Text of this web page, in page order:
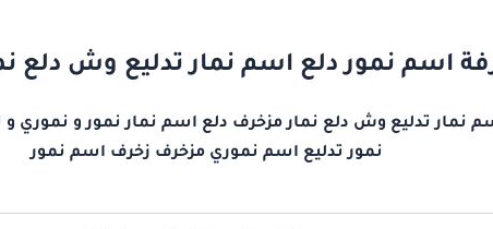
اسم نمور دلع اسم نمار تدليع وش دلع
نمار تدليع وش دلع نمار مزخرف دلع اسم نمار نمور و نموري و
نمور تدليع اسم نموري مزخرف زخرف اسم نمور